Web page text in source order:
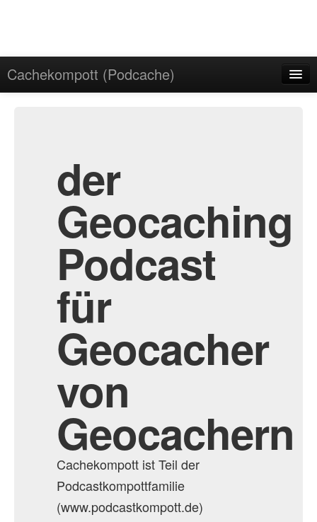
Cachekompott (Podcache)
der
Geocaching
Podcast
für
Geocacher
von
Geocachern
Cachekompott ist Teil der
Podcastkompottfamilie
(www.podcastkompott.de)